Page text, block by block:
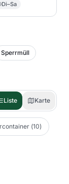
Di–Sa
Sperrmüll
)
Liste Karte
(10)